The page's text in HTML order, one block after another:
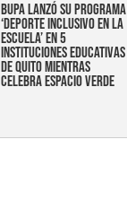
Bupa lanzó su programa
‘Deporte Inclusivo en la
Escuela’ en 5
instituciones educativas
de Quito mientras
celebra espacio verde